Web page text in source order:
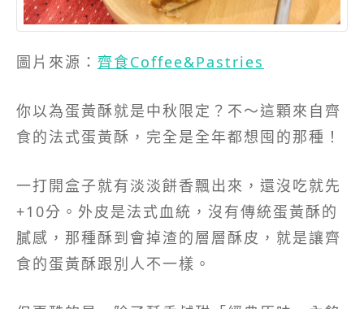
圖片來源： 齊食Coffee&Pastries
你以為蛋黃酥就是中秋限定？不～這顆來自齊
食的法式蛋黃酥，完全是全年都想囤的那種！
一打開盒子就有淡淡餅香飄出來，還沒吃就先
+10分。外皮是法式血統，沒有傳統蛋黃酥的
膩感，那種酥到會掉渣的層層酥皮，就是讓齊
食的蛋黃酥跟別人不一樣。